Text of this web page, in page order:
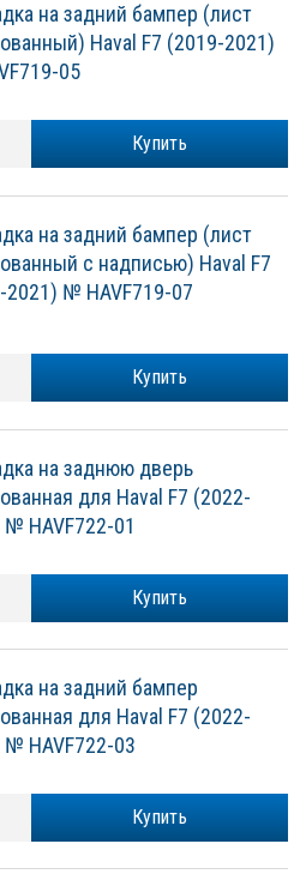
на задний бампер (лист
Haval F7 (2019-2021)
05
Купить
на задний бампер (лист
с надписью) Haval F7
2021) № HAVF719-07
Купить
на заднюю дверь
для Haval F7 (2022-
HAVF722-01
Купить
на задний бампер
для Haval F7 (2022-
№ HAVF722-03
Купить